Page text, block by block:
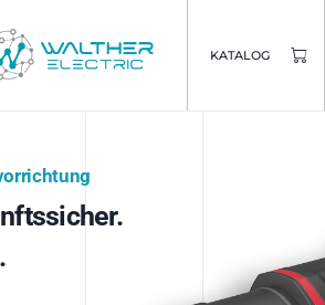
KATALOG
Stromverteilung
Energie.